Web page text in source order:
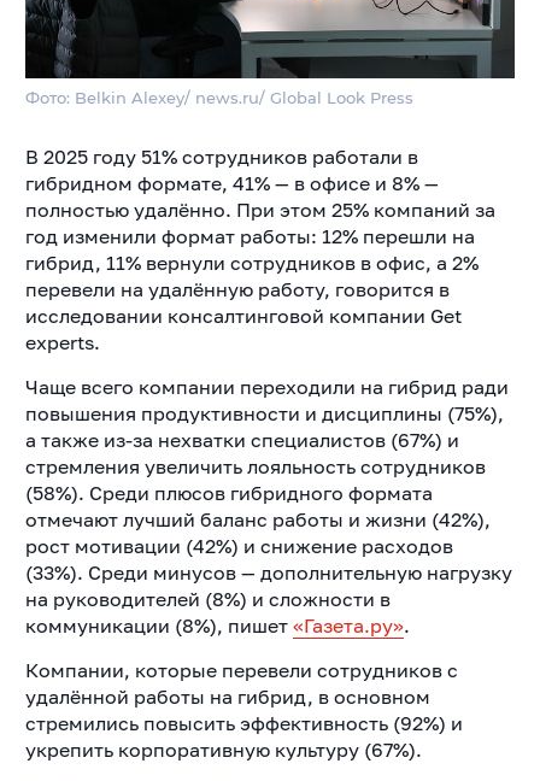
Фото: Belkin Alexey/ news.ru/ Global Look Press
В 2025 году 51% сотрудников работали в
гибридном формате, 41% — в офисе и 8% —
полностью удалённо. При этом 25% компаний за
год изменили формат работы: 12% перешли на
гибрид, 11% вернули сотрудников в офис, а 2%
перевели на удалённую работу, говорится в
исследовании консалтинговой компании Get
experts.
Чаще всего компании переходили на гибрид ради
повышения продуктивности и дисциплины (75%),
а также из-за нехватки специалистов (67%) и
стремления увеличить лояльность сотрудников
(58%). Среди плюсов гибридного формата
отмечают лучший баланс работы и жизни (42%),
рост мотивации (42%) и снижение расходов
(33%). Среди минусов — дополнительную нагрузку
на руководителей (8%) и сложности в
коммуникации (8%), пишет «Газета.ру».
Компании, которые перевели сотрудников с
удалённой работы на гибрид, в основном
стремились повысить эффективность (92%) и
укрепить корпоративную культуру (67%).